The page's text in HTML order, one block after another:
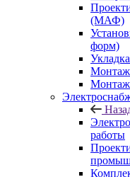
(МАФ)
форм)
Монтаж
Монтаж
работы